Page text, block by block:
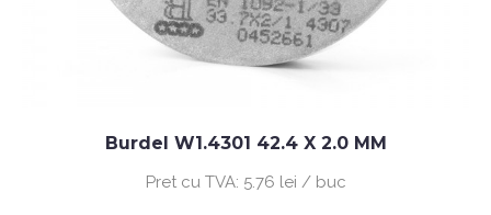
Burdel W1.4301 42.4 X 2.0 MM
Pret cu TVA: 5.76 lei / buc